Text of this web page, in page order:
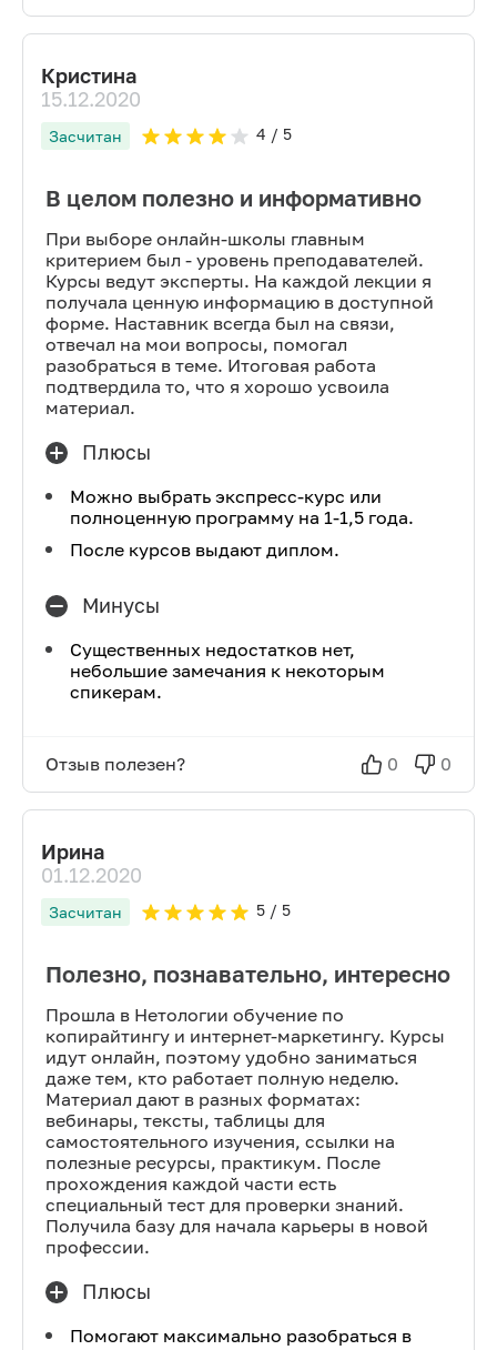
Кристина
15.12.2020
Засчитан 4 / 5
В целом полезно и информативно
При выборе онлайн-школы главным
критерием был - уровень преподавателей.
Курсы ведут эксперты. На каждой лекции я
получала ценную информацию в доступной
форме. Наставник всегда был на связи,
отвечал на мои вопросы, помогал
разобраться в теме. Итоговая работа
подтвердила то, что я хорошо усвоила
материал.
Плюсы
Можно выбрать экспресс-курс или
полноценную программу на 1-1,5 года.
После курсов выдают диплом.
Минусы
Существенных недостатков нет,
небольшие замечания к некоторым
спикерам.
Отзыв полезен? 0 0
Ирина
01.12.2020
Засчитан 5/ 5
Полезно, познавательно, интересно
Прошла в Нетологии обучение по
копирайтингу и интернет-маркетингу. Курсы
идут онлайн, поэтому удобно заниматься
даже тем, кто работает полную неделю.
Материал дают в разных форматах:
вебинары, тексты, таблицы для
самостоятельного изучения, ссылки на
полезные ресурсы, практикум. После
прохождения каждой части есть
специальный тест для проверки знаний.
Получила базу для начала карьеры в новой
профессии.
Плюсы
Помогают максимально разобраться в